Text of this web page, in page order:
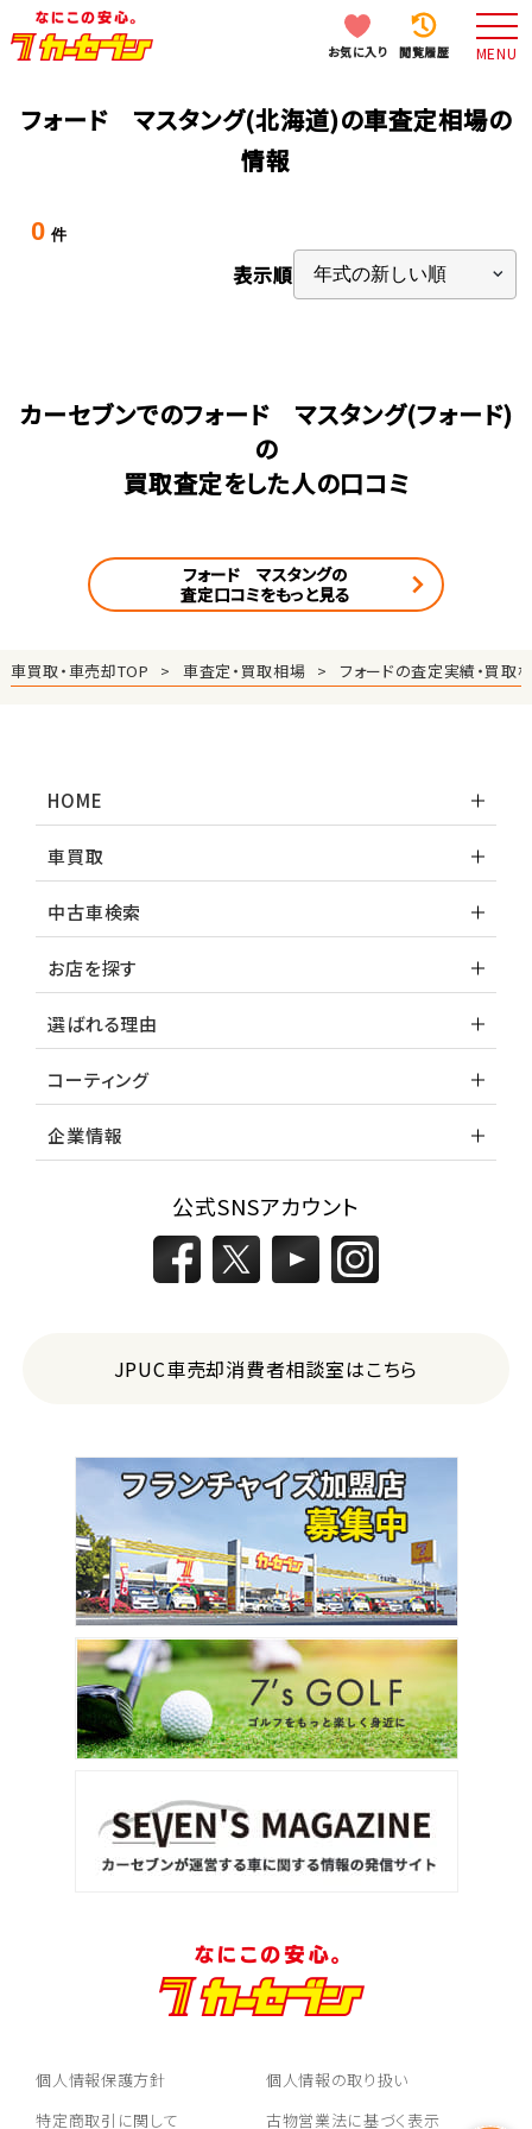
お気に入り 閲覧履歴 MENU
フォード マスタング(北海道)の車査定相場の
情報
0 件
表示順
カーセブンでのフォード マスタング(フォード)
の
買取査定をした人の口コミ
フォード マスタングの
査定口コミをもっと見る
車買取・車売却TOP 車査定・買取相場 フォードの査定実績・買取
HOME
車買取
中古車検索
お店を探す
選ばれる理由
コーティング
企業情報
公式SNSアカウント
JPUC車売却消費者相談室はこちら
個人情報保護方針
個人情報の取り扱い
特定商取引に関して
古物営業法に基づく表示